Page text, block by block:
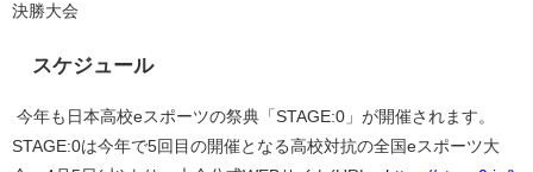
決勝⼤会
スケジュール
今年も日本高校eスポーツの祭典「STAGE:0」が開催されます。
STAGE:0は今年で5回目の開催となる高校対抗の全国eスポーツ大